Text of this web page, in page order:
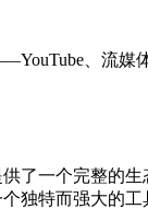
、流
了一个完整的
独特而强大的工